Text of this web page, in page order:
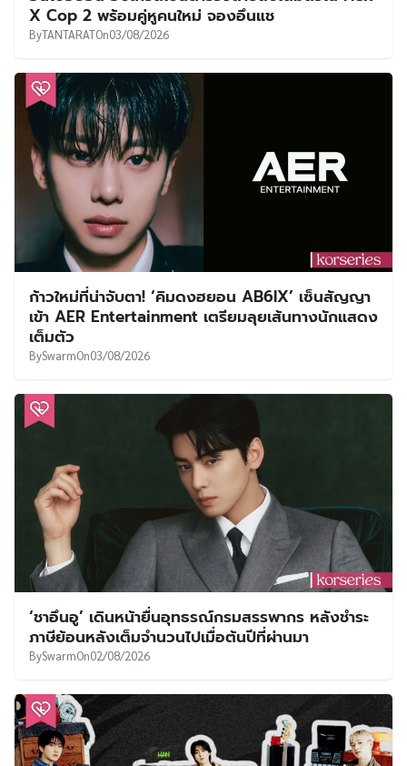
X Cop 2 พร้อมคู่หูคนใหม่ จองอึนแช
ByTANTARATOn03/08/2026
ก้าวใหม่ที่น่าจับตา! ‘คิมดงฮยอน AB6IX’ เซ็นสัญญา
เข้า AER Entertainment เตรียมลุยเส้นทางนักแสดง
เต็มตัว
BySwarmOn03/08/2026
‘ชาอึนอู’ เดินหน้ายื่นอุทธรณ์กรมสรรพากร หลังชำระ
ภาษีย้อนหลังเต็มจำนวนไปเมื่อต้นปีที่ผ่านมา
BySwarmOn02/08/2026